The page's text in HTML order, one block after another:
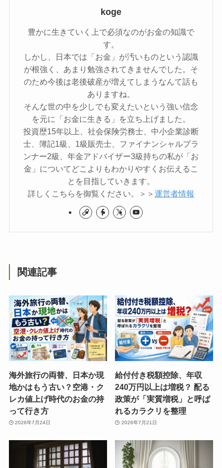
koge
豊かに生きていく上で必須なのがお金の知識で
す。
しかし、日本では「お金」が汚いものという認識
が根強く、あまり勉強されてきませんでした。そ
のため今後は老後破産が増えてしまうなんて話も
ありますね。
そんな世の中を少しでも変えたいという強い信念
を元に「お金に生きる」を立ち上げました。
投資歴15年以上、社会保険労務士、中小企業診断
士、簿記1級、1級販売士、ファイナンシャルプラ
ンナー2級、年金アドバイザー3級持ちの私が「お
金」についてどこよりもわかりやすくお伝えるこ
とを目指していきます。
詳しくこちらを御覧ください。＞＞ 運営者情報
関連記事
海外旅行の両替、日本か現
地かはもう古い？空港・ク
レカ値上げ時代のお金の持
って行き方
2026年7月24日
給付付き税額控除、年収
240万円以上は増税？ 配る
政策が「実質増税」と呼ば
れるカラクリを整理
2026年7月21日